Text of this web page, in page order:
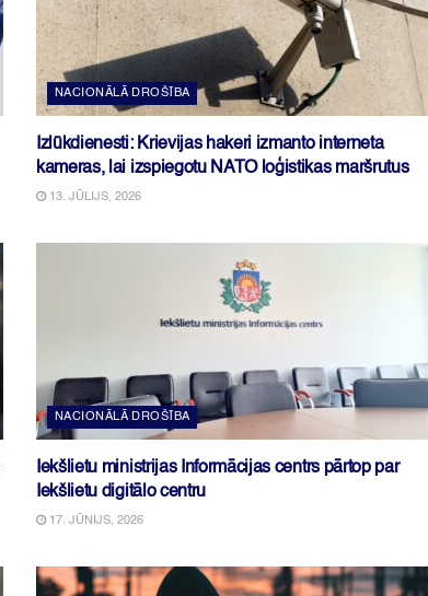
NACIONĀLĀ DROŠĪBA
Izlūkdienesti: Krievijas hakeri izmanto interneta
kameras, lai izspiegotu NATO loģistikas maršrutus
13. JŪLIJS, 2026
NACIONĀLĀ DROŠĪBA
Iekšlietu ministrijas Informācijas centrs pārtop par
Iekšlietu digitālo centru
17. JŪNIJS, 2026